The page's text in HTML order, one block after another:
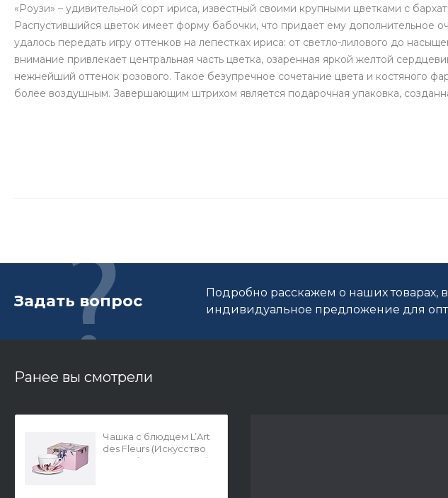
«Роузи» – удивительной сорт ириса, известный своими крупными цветками с
Распустившийся цветок имеет форму бабочки, что придает ему дополнительное
удалось передать игру оттенков на лепестках ириса: от светло-лилового до
внимание привлекает центральная часть цветка, озаренная яркой желтой
нежнейший оттенок розового. Такое безупречное сочетание цвета и костяного
более воздушным. Завершающим штрихом является подарочная упаковка,
Задать вопрос
Подробно расскажем о наших товарах,
индивидуальное предложение для
Ранее вы смотрели
Чашка с блюдцем L’Art
des Fleurs (Искусство
цветов) в подарочной